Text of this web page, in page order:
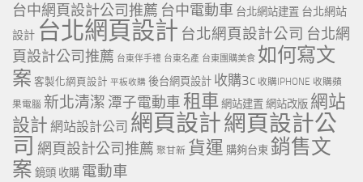
台中網頁設計公司推薦 台中電動車 台北網站建置 台北網站
設計 台北網頁設計 台北網頁設計公司 台北網
頁設計公司推薦 台東伴手禮 台東名產 台東團購美食 如何寫文
案 客製化網頁設計 平板收購 後台網頁設計 收購3c 收購IPHONE 收購蘋
果電腦 新北清潔 潭子電動車租車 網站建置 網站改版 網站
設計 網站設計公司 網頁設計網頁設計公
司 網頁設計公司推薦 聚甘新 貨運 購夠台東 銷售文
案 鏡頭 收購 電動車